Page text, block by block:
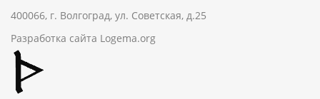
400066, г. Волгоград, ул. Советская, д.25
Разработка сайта Logema.org